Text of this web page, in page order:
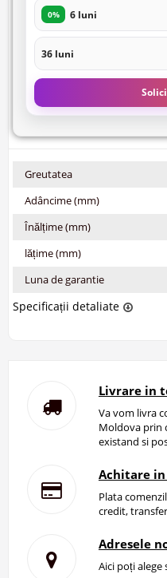
0% 6 luni
36 luni
Greutatea
Adâncime (mm)
Înălțime (mm)
lățime (mm)
Luna de garantie
Specificații detaliate
Livrare in
Va vom livra
Moldova prin
existand si
Achitare in
Plata
credit,
Adresele
Aici poți